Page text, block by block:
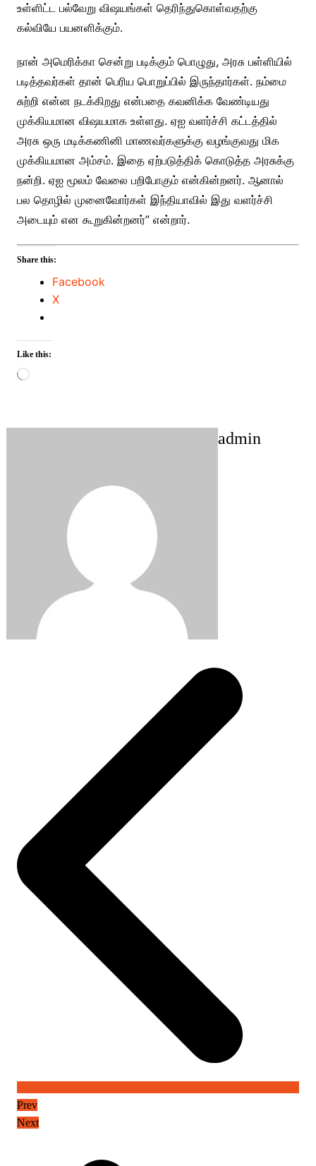
உள்ளிட்ட பல்வேறு விஷயங்கள் தெரிந்துகொள்வதற்கு
கல்வியே பயனளிக்கும்.
நான் அமெரிக்கா சென்று படிக்கும் பொழுது, அரசு பள்ளியில்
படித்தவர்கள் தான் பெரிய பொறுப்பில் இருந்தார்கள். நம்மை
சுற்றி என்ன நடக்கிறது என்பதை கவனிக்க வேண்டியது
முக்கியமான விஷயமாக உள்ளது. ஏஐ வளர்ச்சி கட்டத்தில்
அரசு ஒரு மடிக்கணினி மாணவர்களுக்கு வழங்குவது மிக
முக்கியமான அம்சம். இதை ஏற்படுத்திக் கொடுத்த அரசுக்கு
நன்றி. ஏஐ மூலம் வேலை பறிபோகும் என்கின்றனர். ஆனால்
பல தொழில் முனைவோர்கள் இந்தியாவில் இது வளர்ச்சி
அடையும் என கூறுகின்றனர்” என்றார்.
Share this:
Facebook
X
Like this:
Loading…
admin
Prev
Next